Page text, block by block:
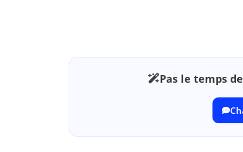
Pas le temps